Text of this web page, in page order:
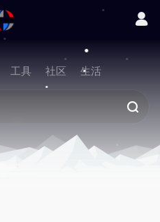
工具 社区 生活